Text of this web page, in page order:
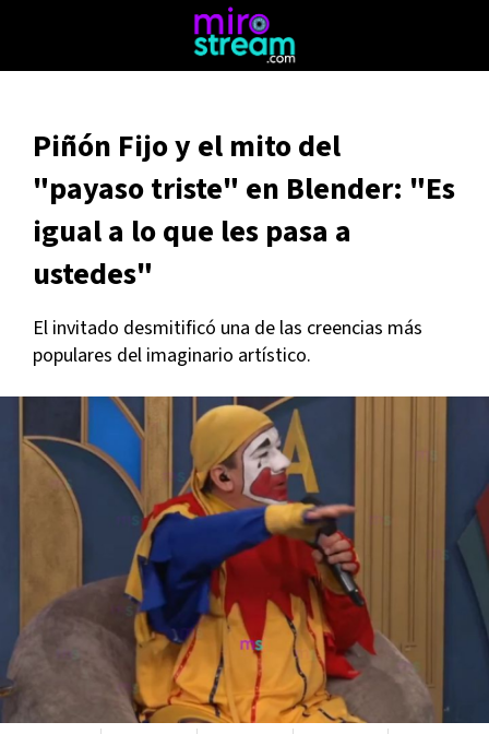
Piñón Fijo y el mito del
"payaso triste" en Blender: "Es
igual a lo que les pasa a
ustedes"
El invitado desmitificó una de las creencias más
populares del imaginario artístico.